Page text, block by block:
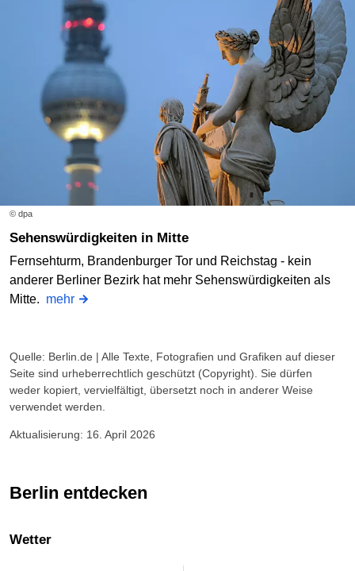
© dpa
Sehenswürdigkeiten in Mitte
Fernsehturm, Brandenburger Tor und Reichstag - kein
anderer Berliner Bezirk hat mehr Sehenswürdigkeiten als
Mitte. mehr
Quelle: Berlin.de | Alle Texte, Fotografien und Grafiken auf dieser
Seite sind urheberrechtlich geschützt (Copyright). Sie dürfen
weder kopiert, vervielfältigt, übersetzt noch in anderer Weise
verwendet werden.
Aktualisierung: 16. April 2026
Berlin entdecken
Wetter